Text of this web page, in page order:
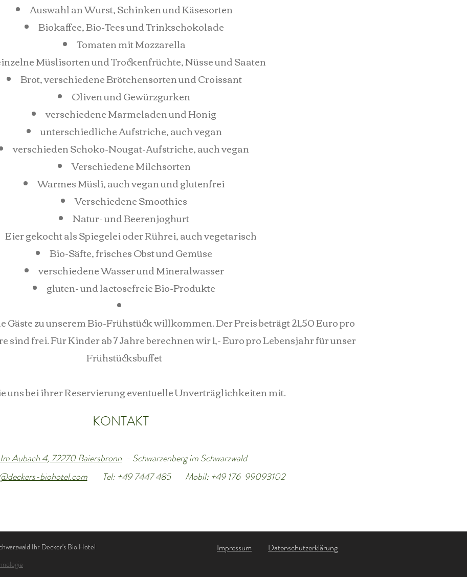
Auswahl an Wurst, Schinken und Käsesorten
Biokaffee, Bio-Tees und Trinkschokolade
Tomaten mit Mozzarella
Müslisorten und Trockenfrüchte, Nüsse und Saaten
Brot, verschiedene Brötchensorten und Croissant
Oliven und Gewürzgurken
verschiedene Marmeladen und Honig
unterschiedliche Aufstriche, auch vegan
verschieden Schoko-Nougat-Aufstriche, auch vegan
Verschiedene Milchsorten
Warmes Müsli, auch vegan und glutenfrei
Verschiedene Smoothies
Natur- und Beerenjoghurt
Eier gekocht als Spiegelei oder Rührei, auch vegetarisch
Bio-Säfte, frisches Obst und Gemüse
verschiedene Wasser und Mineralwasser
gluten- und lactosefreie Bio-Produkte
Gäste zu unserem Bio-Frühstück willkommen. Der Preis beträgt 21,50 Euro pro
sind frei. Für Kinder ab 7 Jahre berechnen wir 1,- Euro pro Lebensjahr für unser
Frühstücksbuffet
uns bei ihrer Reservierung eventuelle Unverträglichkeiten mit.
KONTAKT
Im Aubach 4, 72270 Baiersbronn - Schwarzenberg im Schwarzwald
biohotel.com
Tel: +49 7447 485 Mobil: +49 176 99093102
Ihr Decker's Bio Hotel Impressum Datenschutzerklärung